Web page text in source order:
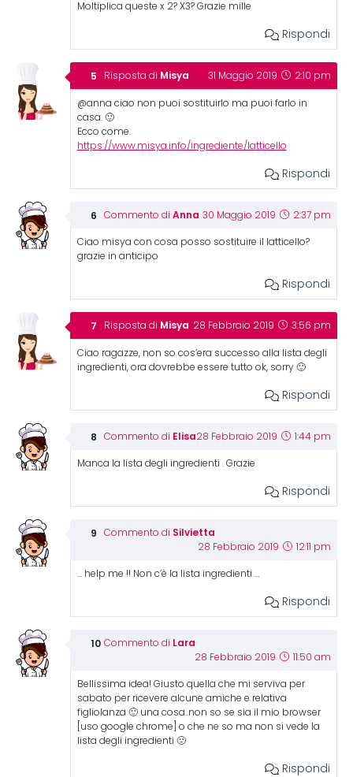
Moltiplica queste x 2? X3? Grazie mille
Rispondi
Risposta di Misya 31 Maggio 2019 2:10 pm
@anna ciao non puoi sostituirlo ma puoi farlo in
casa. 🙂
Ecco come.
https://www.misya.info/ingrediente/latticello
Rispondi
Commento di Anna 30 Maggio 2019 2:37 pm
Ciao misya con cosa posso sostituire il latticello?
grazie in anticipo
Rispondi
Risposta di Misya 28 Febbraio 2019 3:56 pm
Ciao ragazze, non so cos’era successo alla lista degli
ingredienti, ora dovrebbe essere tutto ok, sorry 🙂
Rispondi
Commento di Elisa28 Febbraio 2019 1:44 pm
Manca la lista degli ingredienti . Grazie
Rispondi
Commento di Silvietta
28 Febbraio 2019 12:11 pm
… help me !! Non c’è la lista ingredienti …
Rispondi
Commento di Lara
28 Febbraio 2019 11:50 am
Bellissima idea! Giusto quella che mi serviva per
sabato per ricevere alcune amiche e relativa
figliolanza 🙂 una cosa..non so se sia il mio browser
[uso google chrome] o che ne so ma non si vede la
lista degli ingredienti 🙁
Rispondi